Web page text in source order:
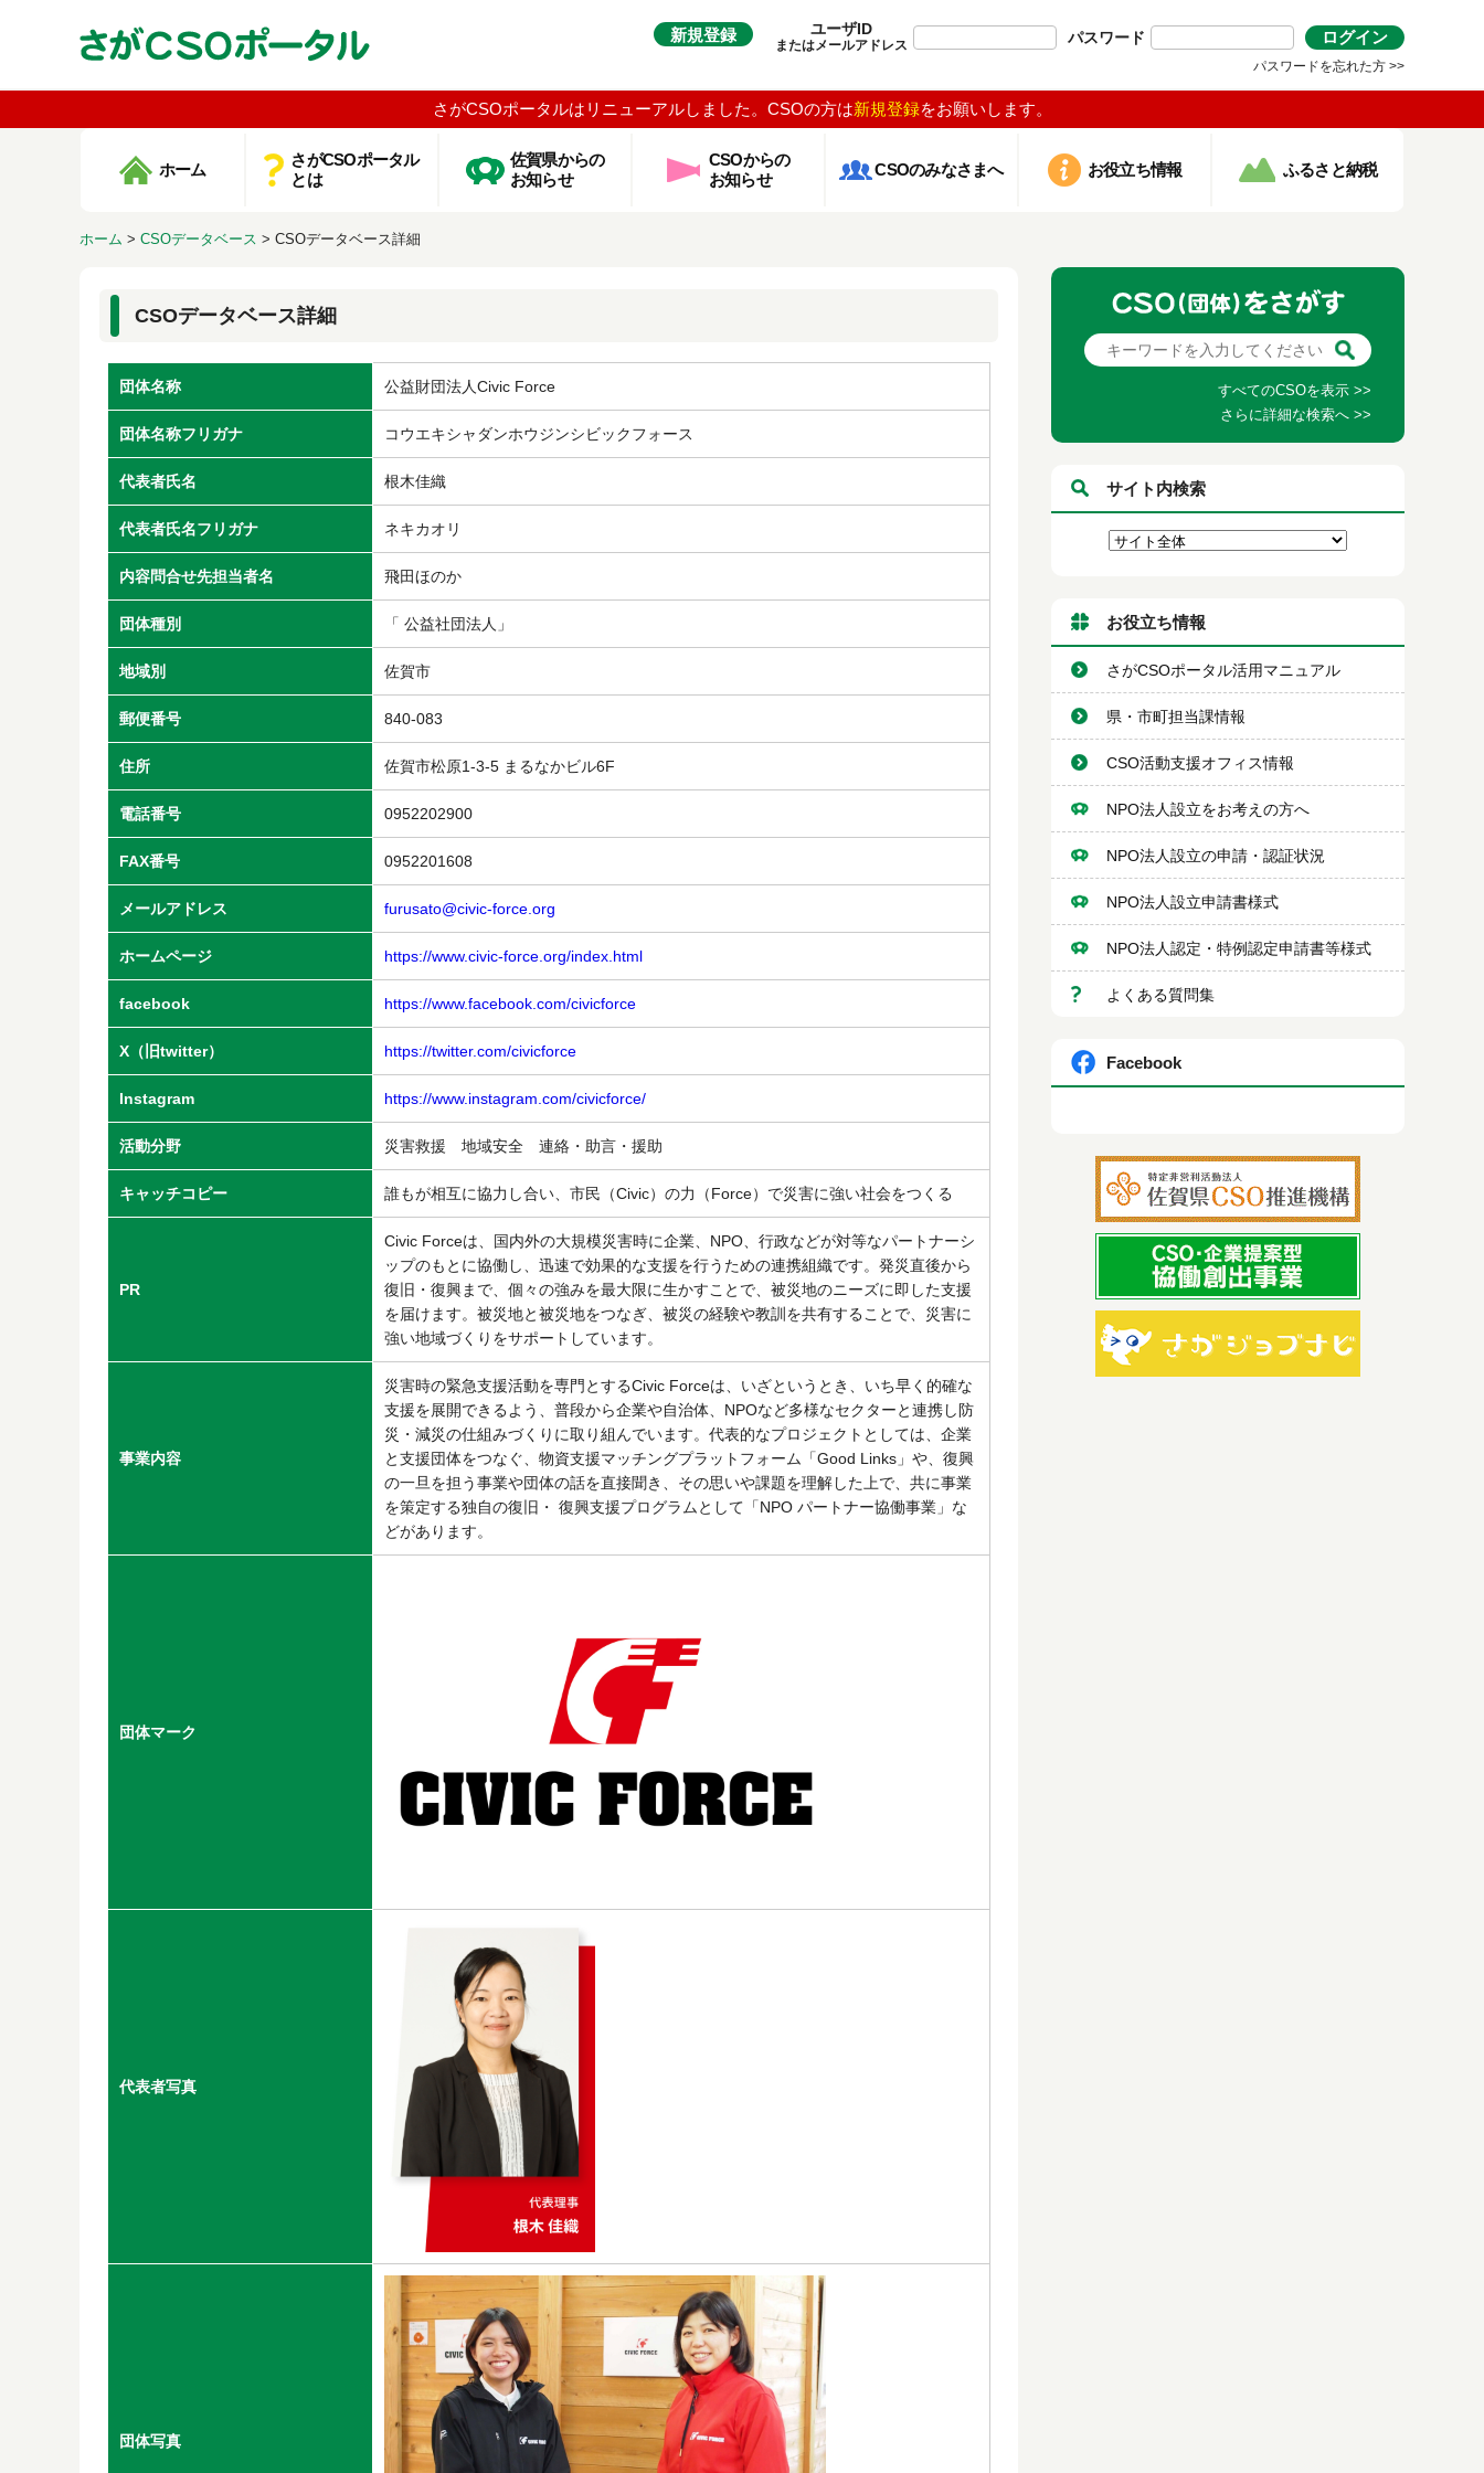
新規登録 ユーザID
またはメールアドレス パスワード ログイン
パスワードを忘れた方 >>
さがCSOポータルはリニューアルしました。CSOの方は新規登録をお願いします。
ホーム
さがCSOポータル
とは
佐賀県からの
お知らせ
CSOからの
お知らせ
CSOのみなさまへ お役立ち情報 ふるさと納税
ホーム > CSOデータベース > CSOデータベース詳細
CSOデータベース詳細
団体名称 公益財団法人Civic Force
団体名称フリガナ コウエキシャダンホウジンシビックフォース
代表者氏名 根木佳織
代表者氏名フリガナ ネキカオリ
内容問合せ先担当者名 飛田ほのか
団体種別 「 公益社団法人」
地域別 佐賀市
郵便番号 840-083
住所 佐賀市松原1-3-5 まるなかビル6F
電話番号 0952202900
FAX番号 0952201608
メールアドレス furusato@civic-force.org
ホームページ https://www.civic-force.org/index.html
facebook https://www.facebook.com/civicforce
X（旧twitter） https://twitter.com/civicforce
Instagram https://www.instagram.com/civicforce/
活動分野 災害救援 地域安全 連絡・助言・援助
キャッチコピー 誰もが相互に協力し合い、市民（Civic）の力（Force）で災害に強い社会をつくる
PR
Civic Forceは、国内外の大規模災害時に企業、NPO、行政などが対等なパートナーシ
ップのもとに協働し、迅速で効果的な支援を行うための連携組織です。発災直後から
復旧・復興まで、個々の強みを最大限に生かすことで、被災地のニーズに即した支援
を届けます。被災地と被災地をつなぎ、被災の経験や教訓を共有することで、災害に
強い地域づくりをサポートしています。
事業内容
災害時の緊急支援活動を専門とするCivic Forceは、いざというとき、いち早く的確な
支援を展開できるよう、普段から企業や自治体、NPOなど多様なセクターと連携し防
災・減災の仕組みづくりに取り組んでいます。代表的なプロジェクトとしては、企業
と支援団体をつなぐ、物資支援マッチングプラットフォーム「Good Links」や、復興
の一旦を担う事業や団体の話を直接聞き、その思いや課題を理解した上で、共に事業
を策定する独自の復旧・ 復興支援プログラムとして「NPO パートナー協働事業」な
どがあります。
団体マーク
代表者写真
団体写真
すべてのCSOを表示 >>
さらに詳細な検索へ >>
サイト内検索
お役立ち情報
さがCSOポータル活用マニュアル
県・市町担当課情報
CSO活動支援オフィス情報
NPO法人設立をお考えの方へ
NPO法人設立の申請・認証状況
NPO法人設立申請書様式
NPO法人認定・特例認定申請書等様式
よくある質問集
Facebook